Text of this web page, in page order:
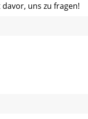
uns zu fragen!